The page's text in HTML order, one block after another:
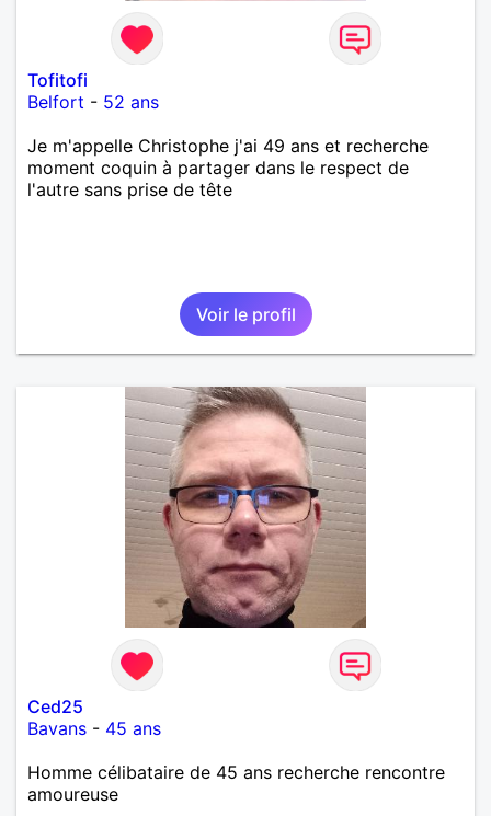
Tofitofi
Belfort - 52 ans
Je m'appelle Christophe j'ai 49 ans et recherche
moment coquin à partager dans le respect de
l'autre sans prise de tête
Voir le profil
Ced25
Bavans - 45 ans
Homme célibataire de 45 ans recherche rencontre
amoureuse